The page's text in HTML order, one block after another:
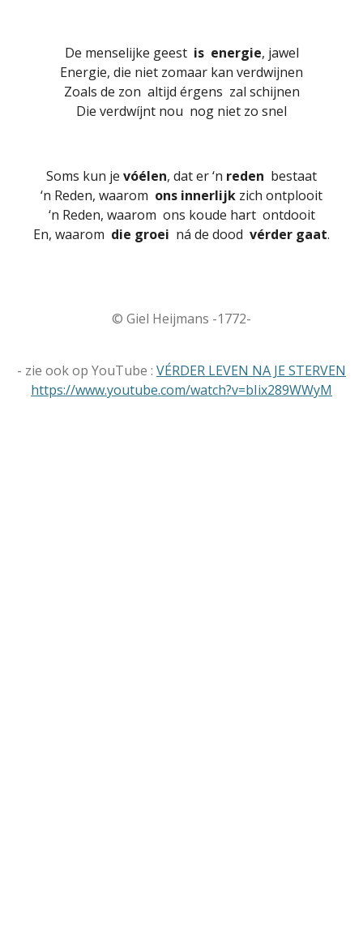
De menselijke geest is energie, jawel
Energie, die niet zomaar kan verdwijnen
Zoals de zon altijd érgens zal schijnen
Die verdwíjnt nou nog niet zo snel
Soms kun je vóélen, dat er ‘n reden bestaat
‘n Reden, waarom ons innerlijk zich ontplooit
‘n Reden, waarom ons koude hart ontdooit
En, waarom die groei ná de dood vérder gaat.
© Giel Heijmans -1772-
- zie ook op YouTube : VÉRDER LEVEN NA JE STERVEN
https://www.youtube.com/watch?v=bIix289WWyM